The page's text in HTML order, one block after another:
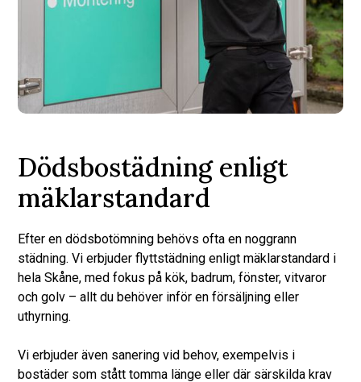
Dödsbostädning enligt
mäklarstandard
Efter en dödsbotömning behövs ofta en noggrann
städning. Vi erbjuder flyttstädning enligt mäklarstandard i
hela Skåne, med fokus på kök, badrum, fönster, vitvaror
och golv – allt du behöver inför en försäljning eller
uthyrning.
Vi erbjuder även sanering vid behov, exempelvis i
bostäder som stått tomma länge eller där särskilda krav